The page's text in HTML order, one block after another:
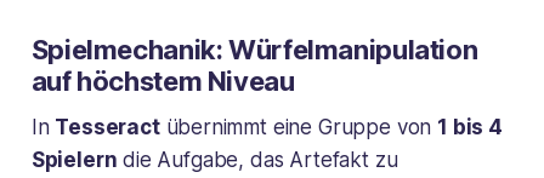
Spielmechanik: Würfelmanipulation
auf höchstem Niveau
In Tesseractübernimmt eine Gruppe von 1 bis 4
Spielern die Aufgabe, das Artefakt zu